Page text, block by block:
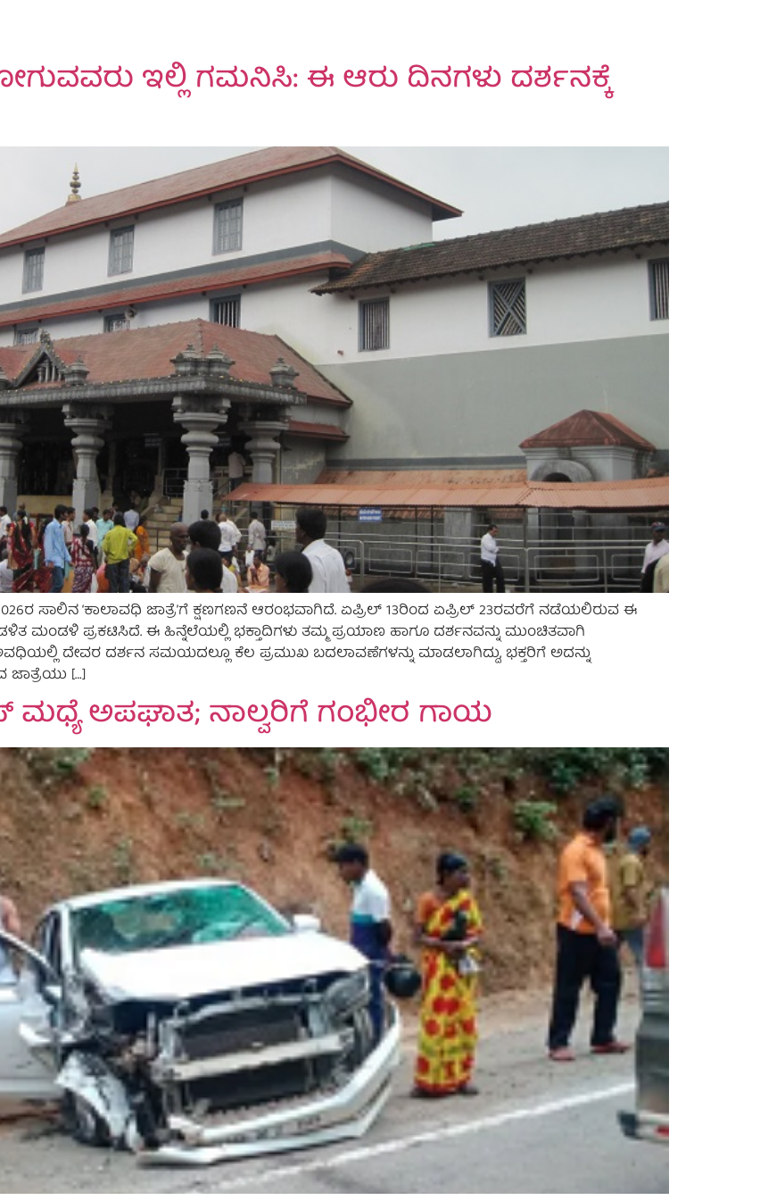
ಇಲ್ಲಿ ಗಮನಿಸಿ: ಈ ಆರು ದಿನಗಳು ದರ್ಶನಕ್ಕೆ
ಸಾಲಿನ ‘ಕಾಲಾವಧಿ ಜಾತ್ರೆ’ಗೆ ಕ್ಷಣಗಣನೆ ಆರಂಭವಾಗಿದೆ. ಏಪ್ರಿಲ್ 13ರಿಂದ ಏಪ್ರಿಲ್ 23ರವರೆಗೆ ನಡೆಯಲಿರುವ ಈ
ಮಂಡಳಿ ಪ್ರಕಟಿಸಿದೆ. ಈ ಹಿನ್ನೆಲೆಯಲ್ಲಿ ಭಕ್ತಾದಿಗಳು ತಮ್ಮ ಪ್ರಯಾಣ ಹಾಗೂ ದರ್ಶನವನ್ನು ಮುಂಚಿತವಾಗಿ
ದೇವರ ದರ್ಶನ ಸಮಯದಲ್ಲೂ ಕೆಲ ಪ್ರಮುಖ ಬದಲಾವಣೆಗಳನ್ನು ಮಾಡಲಾಗಿದ್ದು, ಭಕ್ತರಿಗೆ ಅದನ್ನು
[…]
ಮಧ್ಯೆ ಅಪಘಾತ; ನಾಲ್ವರಿಗೆ ಗಂಭೀರ ಗಾಯ